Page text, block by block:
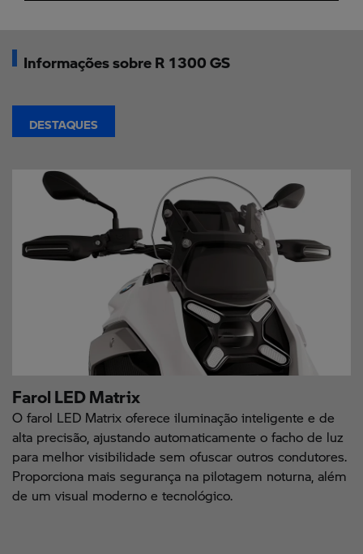
Informações sobre R 1300 GS
DESTAQUES
Farol LED Matrix
O farol LED Matrix oferece iluminação inteligente e de
alta precisão, ajustando automaticamente o facho de luz
para melhor visibilidade sem ofuscar outros condutores.
Proporciona mais segurança na pilotagem noturna, além
de um visual moderno e tecnológico.